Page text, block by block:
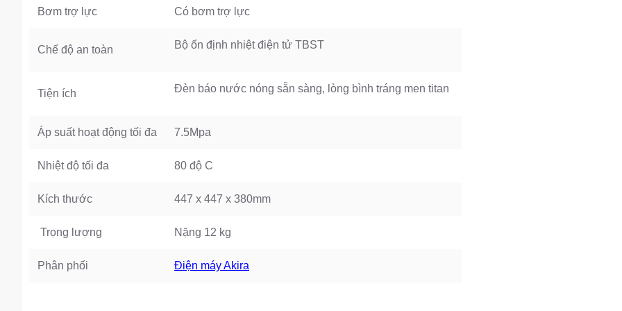
Bơm trợ lực Có bơm trợ lực
Chế độ an toàn Bộ ổn định nhiệt điện tử TBST
Tiện ích Đèn báo nước nóng sẵn sàng, lòng bình tráng men titan
Áp suất hoạt động tối đa 7.5Mpa
Nhiệt độ tối đa 80 độ C
Kích thước 447 x 447 x 380mm
Trọng lượng Nặng 12 kg
Phân phối Điện máy Akira